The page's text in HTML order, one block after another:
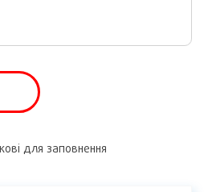
для заповнення